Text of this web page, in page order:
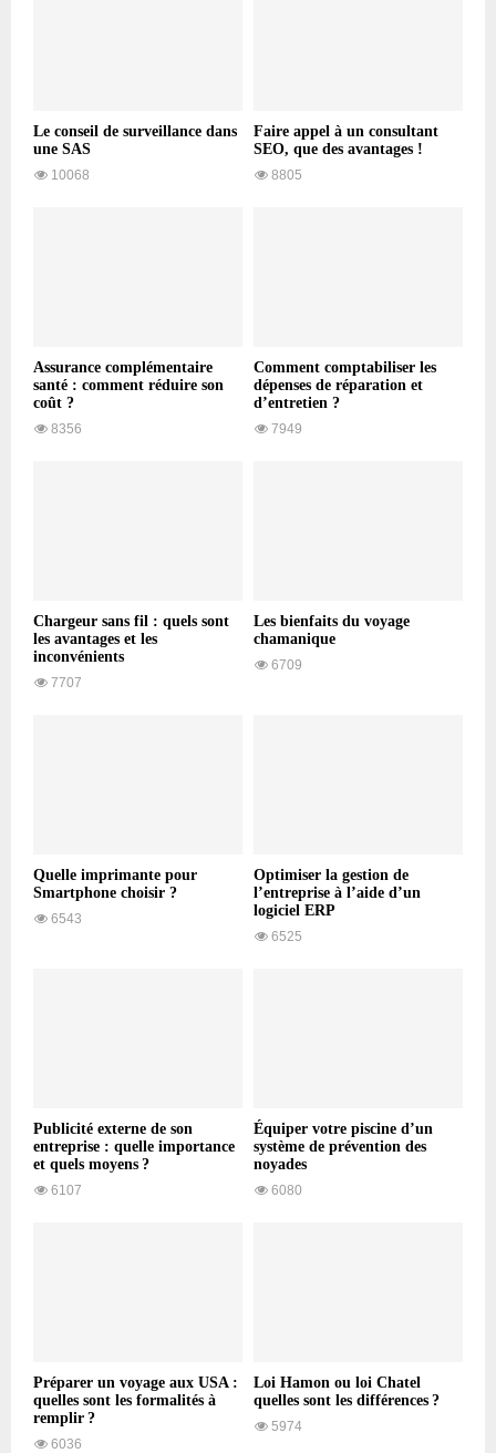
Le conseil de surveillance dans
une SAS
10068
Faire appel à un consultant
SEO, que des avantages !
8805
Assurance complémentaire
santé : comment réduire son
coût ?
8356
Comment comptabiliser les
dépenses de réparation et
d’entretien ?
7949
Chargeur sans fil : quels sont
les avantages et les
inconvénients
7707
Les bienfaits du voyage
chamanique
6709
Quelle imprimante pour
Smartphone choisir ?
6543
Optimiser la gestion de
l’entreprise à l’aide d’un
logiciel ERP
6525
Publicité externe de son
entreprise : quelle importance
et quels moyens ?
6107
Équiper votre piscine d’un
système de prévention des
noyades
6080
Préparer un voyage aux USA :
quelles sont les formalités à
remplir ?
6036
Loi Hamon ou loi Chatel
quelles sont les différences ?
5974